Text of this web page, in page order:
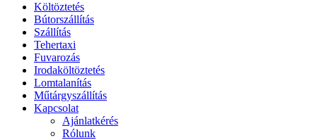
Költöztetés
Bútorszállítás
Szállítás
Tehertaxi
Fuvarozás
Irodaköltöztetés
Lomtalanítás
Műtárgyszállítás
Kapcsolat
Ajánlatkérés
Rólunk